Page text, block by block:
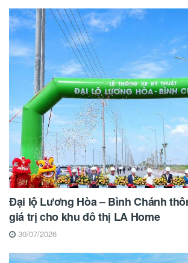
Đại lộ Lương Hòa – Bình Chánh
giá trị cho khu đô thị LA Home
30/07/2026